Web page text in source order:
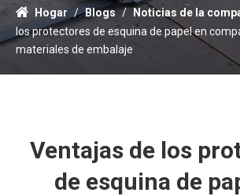
Hogar / Blogs / Noticias de la
los protectores de esquina de papel en
materiales de embalaje
Ventajas de los
de esquina de